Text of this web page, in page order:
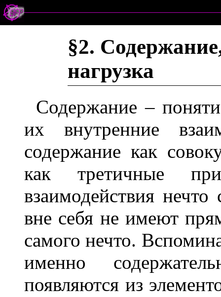
§2.
нагрузка
Содержание –
их внутренние
содержание как
как третичные
взаимодействия
вне себя не имеют
самого нечто.
именно
появляются из